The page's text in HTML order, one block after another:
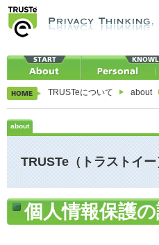
TRUSTeについて about
about
TRUSTe（トラストイ
個人情報保護